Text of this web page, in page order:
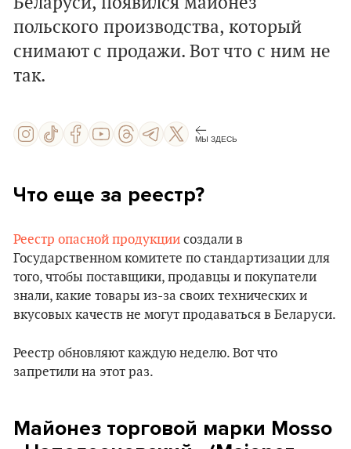
польского производства, который
снимают с продажи. Вот что с ним не
так.
МЫ ЗДЕСЬ
Что еще за реестр?
Реестр опасной продукции создали в
Государственном комитете по стандартизации для
того, чтобы поставщики, продавцы и покупатели
знали, какие товары из-за своих технических и
вкусовых качеств не могут продаваться в Беларуси.
Реестр обновляют каждую неделю. Вот что
запретили на этот раз.
Майонез торговой марки Mosso